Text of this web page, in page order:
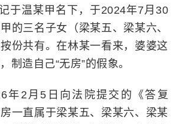
于温某甲名下，于2024年7月30
的三名子女（梁某五、梁某六、
份共有。在林某一看来，婆婆这
制造自己“无房”的假象。
年2月5日向法院提交的《答复
一直属于梁某五、梁某六、梁某